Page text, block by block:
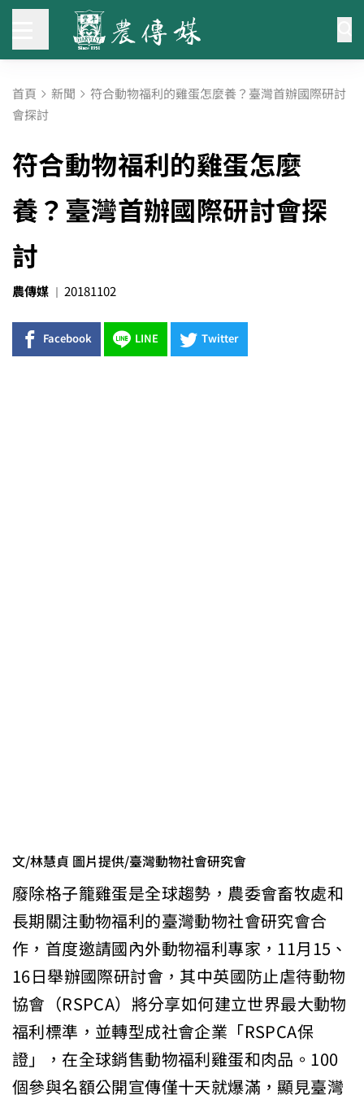
首頁 新聞 符合動物福利的雞蛋怎麼養？臺灣首辦國際研討
會探討
符合動物福利的雞蛋怎麼
養？臺灣首辦國際研討會探
討
農傳媒 20181102
Facebook LINE Twitter
文/林慧貞 圖片提供/臺灣動物社會研究會
廢除格子籠雞蛋是全球趨勢，農委會畜牧處和
長期關注動物福利的臺灣動物社會研究會合
作，首度邀請國內外動物福利專家，11月15、
16日舉辦國際研討會，其中英國防止虐待動物
協會（RSPCA）將分享如何建立世界最大動物
福利標準，並轉型成社會企業「RSPCA保
證」，在全球銷售動物福利雞蛋和肉品。100